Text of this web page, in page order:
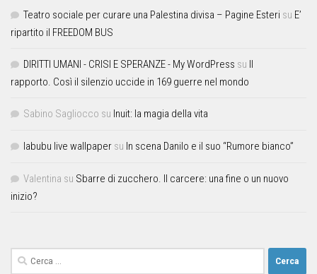
Teatro sociale per curare una Palestina divisa – Pagine Esteri su E’
ripartito il FREEDOM BUS
DIRITTI UMANI - CRISI E SPERANZE - My WordPress su Il
rapporto. Così il silenzio uccide in 169 guerre nel mondo
Sabino Sagliocco su Inuit: la magia della vita
labubu live wallpaper su In scena Danilo e il suo “Rumore bianco”
Valentina su Sbarre di zucchero. Il carcere: una fine o un nuovo
inizio?